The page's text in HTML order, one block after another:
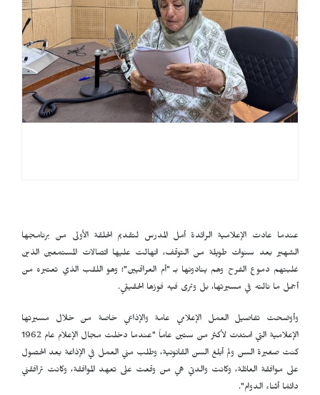
عندما عادت الإعلامية الرائدة أمل المدرس لتقديم الحلقة الأولى من برنامجها
الشهير بعد سنوات طويلة من التوقف، انهالت عليها اتصالات المستمعين الذين
غلبتهم دموع الفرح وهم ينادونها بـ "أم العراقيين"؛ وهو اللقب الذي تعتبره من
أجمل ما نالته في مسيرتها، بل وترى فيه فوزها الحقيقي.
وأوضحت تفاصيل العمل الإعلامي عامة والإذاعي خاصة من خلال مسيرتها
الإعلامية التي امتدت لأكثر من ستين عاماً "عندما دخلت مجال الإعلام عام 1962
كنت صغيرة السن ولم أبلغ السن القانونية، وطلب مني العمل في الإذاعة بعد الحصول
على موافقة العائلة، وكانت والدتي هي من وقعت على تعهد الموافقة، وكانت ترافقني
دائمًا أثناء الدوام".